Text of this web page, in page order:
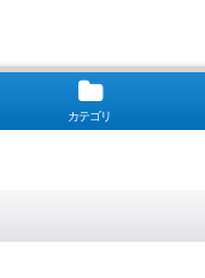
カテゴリ